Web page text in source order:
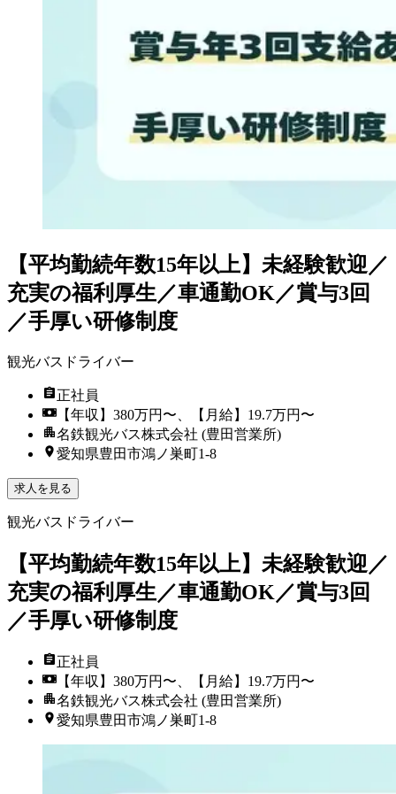
【平均勤続年数15年以上】未経験歓迎／
充実の福利厚生／車通勤OK／賞与3回
／手厚い研修制度
観光バスドライバー
正社員
【年収】380万円〜、【月給】19.7万円〜
名鉄観光バス株式会社 (豊田営業所)
愛知県豊田市鴻ノ巣町1-8
求人を見る
観光バスドライバー
【平均勤続年数15年以上】未経験歓迎／
充実の福利厚生／車通勤OK／賞与3回
／手厚い研修制度
正社員
【年収】380万円〜、【月給】19.7万円〜
名鉄観光バス株式会社 (豊田営業所)
愛知県豊田市鴻ノ巣町1-8